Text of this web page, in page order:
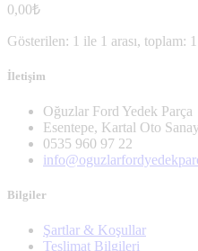
0,00₺
Gösterilen: 1 ile 1 arası, toplam:
İletişim
Oğuzlar Ford Yedek Parça
Esentepe, Kartal Oto
0535 960 97 22
Bilgiler
Şartlar & Koşullar
Teslimat Bilgileri